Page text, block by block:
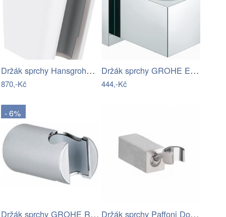
Držák sprchy Hansgrohe Porter S pevný…
870,-Kč
Držák sprchy GROHE Euphoria Cube chrom…
444,-Kč
- 6%
Držák sprchy GROHE Rainshower neutral… Držák sprchy Paffoni Domino chrom…